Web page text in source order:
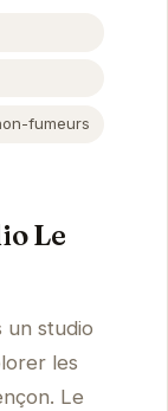
fumeurs
Le
un studio
les
Le